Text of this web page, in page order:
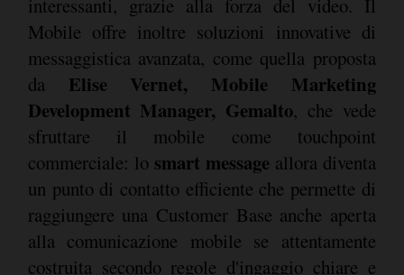
interessanti, grazie alla forza del video. Il
Mobile offre inoltre soluzioni innovative di
messaggistica avanzata, come quella proposta
da Elise Vernet, Mobile Marketing
Development Manager, Gemalto, che vede
sfruttare il mobile come touchpoint
commerciale: lo smart message allora diventa
un punto di contatto efficiente che permette di
raggiungere una Customer Base anche aperta
alla comunicazione mobile se attentamente
costruita secondo regole d'ingaggio chiare e